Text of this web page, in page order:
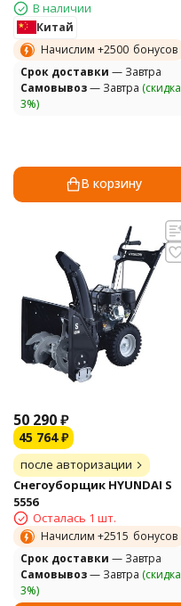
В наличии
Китай
Начислим +2500 бонусов
Cрок доставки — Завтра
Самовывоз— Завтра (скидка
3%)
В корзину
50 290₽
45 764 ₽
после авторизации
Снегоуборщик HYUNDAI S
5556
Осталась 1 шт.
Начислим +2515 бонусов
Cрок доставки — Завтра
Самовывоз— Завтра (скидка
3%)